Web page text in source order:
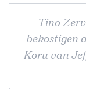
Tino
bekostigen
Koru van